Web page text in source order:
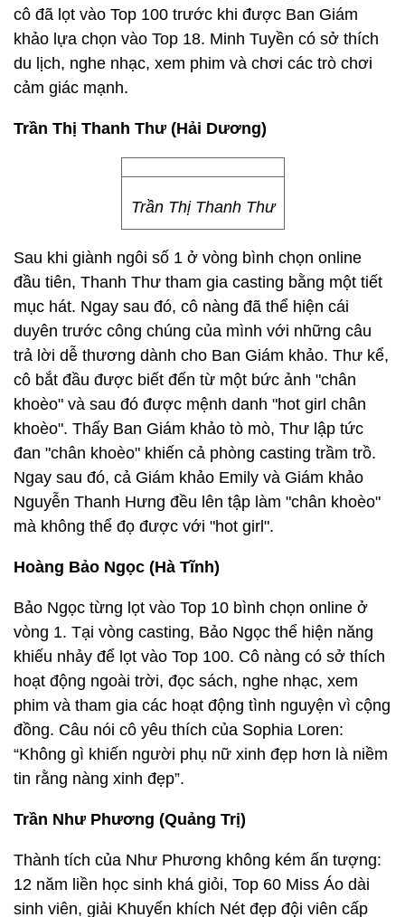
cô đã lọt vào Top 100 trước khi được Ban Giám
khảo lựa chọn vào Top 18. Minh Tuyền có sở thích
du lịch, nghe nhạc, xem phim và chơi các trò chơi
cảm giác mạnh.
Trần Thị Thanh Thư (Hải Dương)
Trần Thị Thanh Thư
Sau khi giành ngôi số 1 ở vòng bình chọn online
đầu tiên, Thanh Thư tham gia casting bằng một tiết
mục hát. Ngay sau đó, cô nàng đã thể hiện cái
duyên trước công chúng của mình với những câu
trả lời dễ thương dành cho Ban Giám khảo. Thư kể,
cô bắt đầu được biết đến từ một bức ảnh "chân
khoèo" và sau đó được mệnh danh "hot girl chân
khoèo". Thấy Ban Giám khảo tò mò, Thư lập tức
đan "chân khoèo" khiến cả phòng casting trầm trồ.
Ngay sau đó, cả Giám khảo Emily và Giám khảo
Nguyễn Thanh Hưng đều lên tập làm "chân khoèo"
mà không thể đọ được với "hot girl".
Hoàng Bảo Ngọc (Hà Tĩnh)
Bảo Ngọc từng lọt vào Top 10 bình chọn online ở
vòng 1. Tại vòng casting, Bảo Ngọc thể hiện năng
khiếu nhảy để lọt vào Top 100. Cô nàng có sở thích
hoạt động ngoài trời, đọc sách, nghe nhạc, xem
phim và tham gia các hoạt động tình nguyện vì cộng
đồng. Câu nói cô yêu thích của Sophia Loren:
“Không gì khiến người phụ nữ xinh đẹp hơn là niềm
tin rằng nàng xinh đẹp”.
Trần Như Phương (Quảng Trị)
Thành tích của Như Phương không kém ấn tượng:
12 năm liền học sinh khá giỏi, Top 60 Miss Áo dài
sinh viên, giải Khuyến khích Nét đẹp đội viên cấp